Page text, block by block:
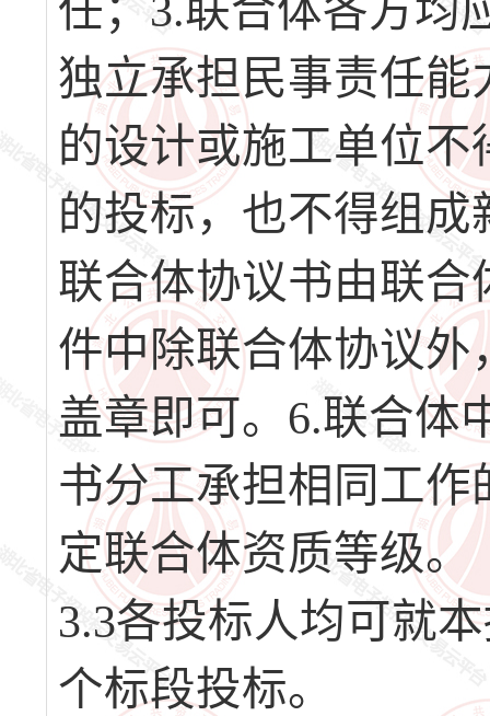
任；3.联合体各方均
独立承担民事责任能
的设计或施工单位
的投标，也不得组
联合体协议书由联
件中除联合体协议
盖章即可。6.联合体
书分工承担相同工
定联合体资质等级。
3.3各投标人均可就
个标段投标。